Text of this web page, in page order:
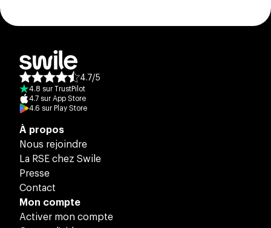
Note moyenne des avis :
4.7/5
4.8 sur TrustPilot
4.7 sur App Store
4.6 sur Play Store
À propos
Nous rejoindre
La RSE chez Swile
Presse
Contact
Mon compte
Activer mon compte